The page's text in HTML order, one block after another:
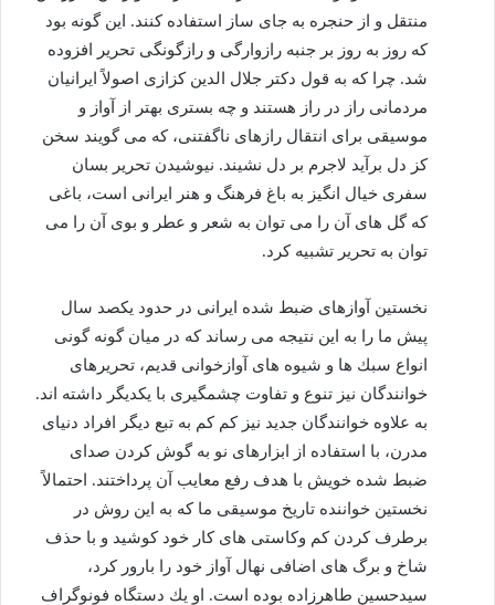
منتقل و از حنجره به جای ساز استفاده كنند. این گونه بود
كه روز به روز بر جنبه رازوارگی و رازگونگی تحریر افزوده
شد. چرا كه به قول دكتر جلال الدین كزازی اصولاً ایرانیان
مردمانی راز در راز هستند و چه بستری بهتر از آواز و
موسیقی برای انتقال رازهای ناگفتنی، كه می گویند سخن
كز دل برآید لاجرم بر دل نشیند. نیوشیدن تحریر بسان
سفری خیال انگیز به باغ فرهنگ و هنر ایرانی است، باغی
كه گل های آن را می توان به شعر و عطر و بوی آن را می
توان به تحریر تشبیه كرد.
نخستین آوازهای ضبط شده ایرانی در حدود یكصد سال
پیش ما را به این نتیجه می رساند كه در میان گونه گونی
انواع سبك ها و شیوه های آوازخوانی قدیم، تحریرهای
خوانندگان نیز تنوع و تفاوت چشمگیری با یكدیگر داشته اند.
به علاوه خوانندگان جدید نیز كم كم به تبع دیگر افراد دنیای
مدرن، با استفاده از ابزارهای نو به گوش كردن صدای
ضبط شده خویش با هدف رفع معایب آن پرداختند. احتمالاً
نخستین خواننده تاریخ موسیقی ما كه به این روش در
برطرف كردن كم وكاستی های كار خود كوشید و با حذف
شاخ و برگ های اضافی نهال آواز خود را بارور كرد،
سیدحسین طاهرزاده بوده است. او یك دستگاه فونوگراف